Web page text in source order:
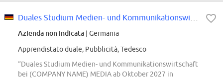
Azienda non indicata | Germania
Apprendistato duale, Pubblicità, Tedesco
“Duales Studium Medien- und Kommunikationswirtschaft
bei (COMPANY NAME) MEDIA ab Oktober 2027 in